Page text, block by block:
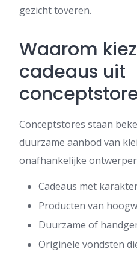
gezicht toveren.
Waarom
cadeaus uit
Conceptstores staan
duurzame aanbod van
onafhankelijke
Cadeaus met
Producten van
Duurzame of
Originele vondsten